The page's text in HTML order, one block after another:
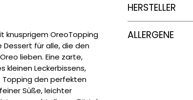
knusprigem OreoTopping
für alle, die den
lieben. Eine zarte,
kleinen Leckerbissens,
Topping den perfekten
Süße, leichter
Kokospulver (10
Zucker,
davon
Fettsäuren
Kohlenhydrate
HERSTELLER
Dreifaltigkeitsweg 13
ALLERGENE